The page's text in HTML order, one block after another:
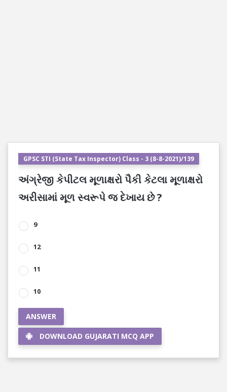
GPSC STI (State Tax Inspector) Class - 3 (8-8-2021)/139
અંગ્રેજી કેપીટલ મૂળાક્ષરો પૈકી કેટલા મૂળાક્ષરો
અરીસામાં મૂળ સ્વરૂપે જ દેખાય છે ?
9
12
11
10
ANSWER
DOWNLOAD GUJARATI MCQ APP